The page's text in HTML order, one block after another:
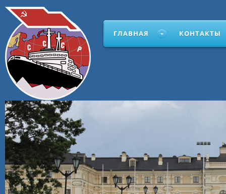
ГЛАВНАЯ КОНТАКТЫ